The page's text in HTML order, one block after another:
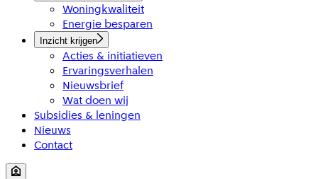
Woningkwaliteit
Energie besparen
Inzicht krijgen
Acties & initiatieven
Ervaringsverhalen
Nieuwsbrief
Wat doen wij
Subsidies & leningen
Nieuws
Contact